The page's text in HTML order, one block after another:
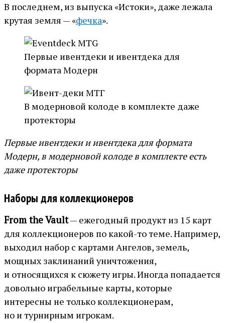
В последнем, из выпуска «Истоки», даже лежала
крутая земля — «фечка».
Первые ивентдеки и ивентдека для
формата Модерн
В модерновой колоде в комплекте даже
протекторы
Первые ивентдеки и ивентдека для формата
Модерн, в модерновой колоде в комплекте есть
даже протекторы
Наборы для коллекционеров
From the Vault— ежегодный продукт из 15 карт
для коллекционеров по какой-то теме. Например,
выходил набор с картами Ангелов, земель,
мощных заклинаний уничтожения,
и относящихся к сюжету игры. Иногда попадается
довольно играбельные карты, которые
интересны не только коллекционерам,
но и турнирным игрокам.